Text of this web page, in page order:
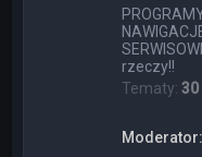
rzeczy!!
Tematy:30
Moderator: